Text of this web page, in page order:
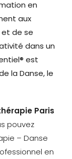
en
aux
et de se
dans un
est
la Danse, le
Paris
pouvez
– Danse
en